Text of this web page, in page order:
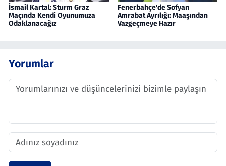
İsmail Kartal: Sturm Graz
Maçında Kendi Oyunumuza
Odaklanacağız
Fenerbahçe'de Sofyan
Amrabat Ayrılığı: Maaşından
Vazgeçmeye Hazır
Yorumlar